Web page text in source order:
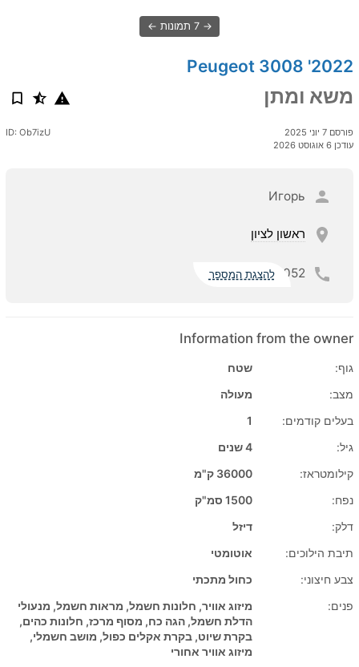
7 תמונות
2022' Peugeot 3008
משא ומתן
פורסם 7 יוני 2025
עודכן 6 אוגוסט 2026
ID: Ob7izU
Игорь
ראשון לציון
052 להצגת המספר
Information from the owner
גוף:
שטח
מצב:
מעולה
בעלים קודמים:
1
גיל:
4 שנים
קילומטראז:
36000 ק"מ
נפח:
1500 סמ"ק
דלק:
דיזל
תיבת הילוכים:
אוטומטי
צבע חיצוני:
כחול מתכתי
פנים:
מיזוג אוויר, חלונות חשמל, מראות חשמל, מנעולי
הדלת חשמל, הגה כח, מסוף מרכז, חלונות כהים,
בקרת שיוט, בקרת אקלים כפול, מושב חשמלי,
מיזוג אוויר אחורי